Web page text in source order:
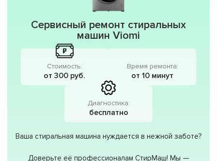
Сервисный ремонт стиральных
машин Viomi
Стоимость:
от 300 руб.
Время ремонта:
от 10 минут
Диагностика:
бесплатно
Ваша стиральная машина нуждается в нежной заботе?
Доверьте её профессионалам СтирМаш! Мы —